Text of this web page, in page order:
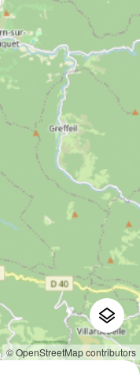
© OpenStreetMap contributors